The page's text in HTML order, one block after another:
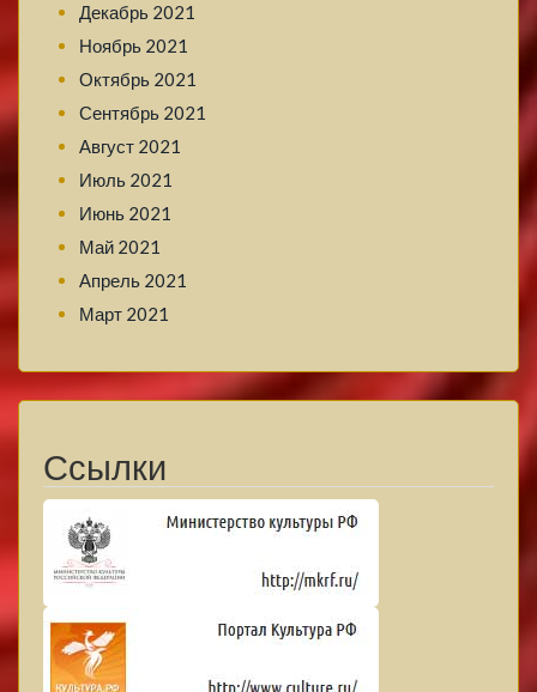
Декабрь 2021
Ноябрь 2021
Октябрь 2021
Сентябрь 2021
Август 2021
Июль 2021
Июнь 2021
Май 2021
Апрель 2021
Март 2021
Ссылки